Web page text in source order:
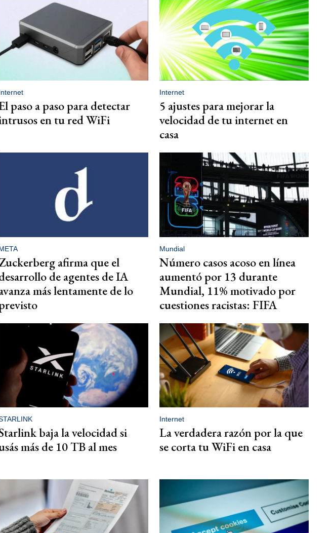
paso a paso para detectar
en tu red WiFi
Internet
5 ajustes para mejorar la
velocidad de tu internet en
casa
afirma que el
de agentes de IA
más lentamente de lo
Mundial
Número casos acoso en línea
aumentó por 13 durante
Mundial, 11% motivado por
cuestiones racistas: FIFA
baja la velocidad si
más de 10 TB al mes
Internet
La verdadera razón por la que
se corta tu WiFi en casa